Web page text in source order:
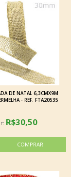
DE NATAL 6,3CMX9M
- REF. FTA20535
R$30,50